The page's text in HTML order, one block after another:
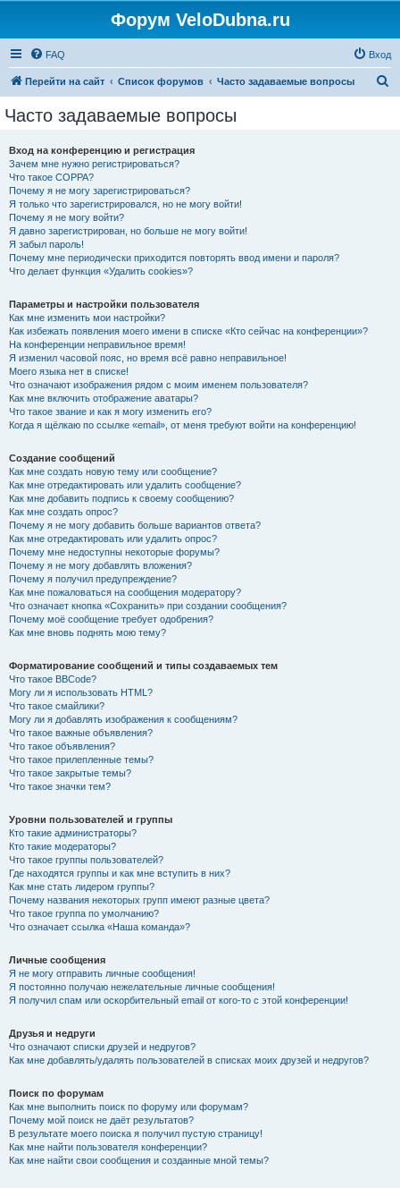
Форум VeloDubna.ru
FAQ Вход
Перейти на сайт Список форумов Часто задаваемые вопросы
Часто задаваемые вопросы
Вход на конференцию и регистрация
Зачем мне нужно регистрироваться?
Что такое COPPA?
Почему я не могу зарегистрироваться?
Я только что зарегистрировался, но не могу войти!
Почему я не могу войти?
Я давно зарегистрирован, но больше не могу войти!
Я забыл пароль!
Почему мне периодически приходится повторять ввод имени и пароля?
Что делает функция «Удалить cookies»?
Параметры и настройки пользователя
Как мне изменить мои настройки?
Как избежать появления моего имени в списке «Кто сейчас на конференции»?
На конференции неправильное время!
Я изменил часовой пояс, но время всё равно неправильное!
Моего языка нет в списке!
Что означают изображения рядом с моим именем пользователя?
Как мне включить отображение аватары?
Что такое звание и как я могу изменить его?
Когда я щёлкаю по ссылке «email», от меня требуют войти на конференцию!
Создание сообщений
Как мне создать новую тему или сообщение?
Как мне отредактировать или удалить сообщение?
Как мне добавить подпись к своему сообщению?
Как мне создать опрос?
Почему я не могу добавить больше вариантов ответа?
Как мне отредактировать или удалить опрос?
Почему мне недоступны некоторые форумы?
Почему я не могу добавлять вложения?
Почему я получил предупреждение?
Как мне пожаловаться на сообщения модератору?
Что означает кнопка «Сохранить» при создании сообщения?
Почему моё сообщение требует одобрения?
Как мне вновь поднять мою тему?
Форматирование сообщений и типы создаваемых тем
Что такое BBCode?
Могу ли я использовать HTML?
Что такое смайлики?
Могу ли я добавлять изображения к сообщениям?
Что такое важные объявления?
Что такое объявления?
Что такое прилепленные темы?
Что такое закрытые темы?
Что такое значки тем?
Уровни пользователей и группы
Кто такие администраторы?
Кто такие модераторы?
Что такое группы пользователей?
Где находятся группы и как мне вступить в них?
Как мне стать лидером группы?
Почему названия некоторых групп имеют разные цвета?
Что такое группа по умолчанию?
Что означает ссылка «Наша команда»?
Личные сообщения
Я не могу отправить личные сообщения!
Я постоянно получаю нежелательные личные сообщения!
Я получил спам или оскорбительный email от кого-то с этой конференции!
Друзья и недруги
Что означают списки друзей и недругов?
Как мне добавлять/удалять пользователей в списках моих друзей и недругов?
Поиск по форумам
Как мне выполнить поиск по форуму или форумам?
Почему мой поиск не даёт результатов?
В результате моего поиска я получил пустую страницу!
Как мне найти пользователя конференции?
Как мне найти свои сообщения и созданные мной темы?